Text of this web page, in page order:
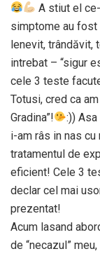
A stiut el
simptome au fost
lenevit, trândăvit,
intrebat – “sigur
cele 3 teste
Totusi, cred ca
Gradina”!
:))
i-am râs in nas
tratamentul de
eficient! Cele 3
declar cel mai
prezentat!
Acum lasand
de “necazul”